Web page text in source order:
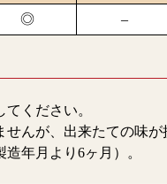
◎ –
ください。
せんが、出来たての味
年月より6ヶ月）。